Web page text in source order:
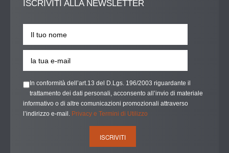
ISCRIVITI ALLA NEWSLETTER
In conformità dell’art.13 del D.Lgs. 196/2003 riguardante il
trattamento dei dati personali, acconsento all’invio di materiale
informativo o di altre comunicazioni promozionali attraverso
l’indirizzo e-mail. Privacy e Termini di Utilizzo